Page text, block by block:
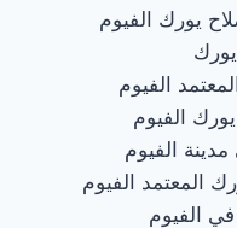
يورك الفيوم
الفيوم
الفيوم
الفيوم
المعتمد الفيوم
الفيوم